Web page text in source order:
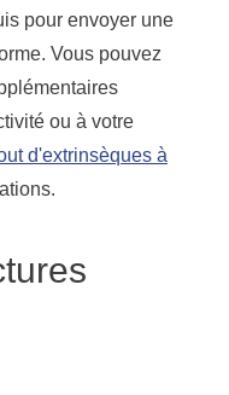
pour envoyer une
Vous pouvez
ou à votre
d'extrinsèques à